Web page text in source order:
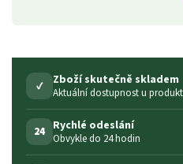
✓ Zboží skutečně skladem
Aktuální dostupnost u
24 Rychlé odeslání
Obvykle do 24 hodin